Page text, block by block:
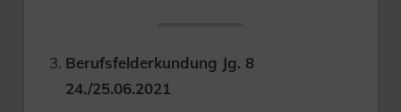
Berufsfelderkundung Jg. 8
24./25.06.2021